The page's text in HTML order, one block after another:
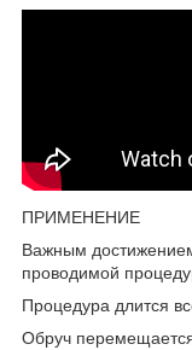
ПРИМЕНЕНИЕ
Важным
проводимой
Процедура длится
Обруч